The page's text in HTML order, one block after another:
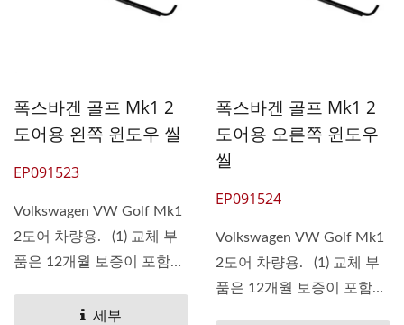
폭스바겐 골프 Mk1 2
도어용 왼쪽 윈도우 씰
EP091523
Volkswagen VW Golf Mk1
2도어 차량용. (1) 교체 부
품은 12개월 보증이 포함되
세부
폭스바겐 골프 Mk1 2
도어용 오른쪽 윈도우
씰
EP091524
Volkswagen VW Golf Mk1
2도어 차량용. (1) 교체 부
품은 12개월 보증이 포함되